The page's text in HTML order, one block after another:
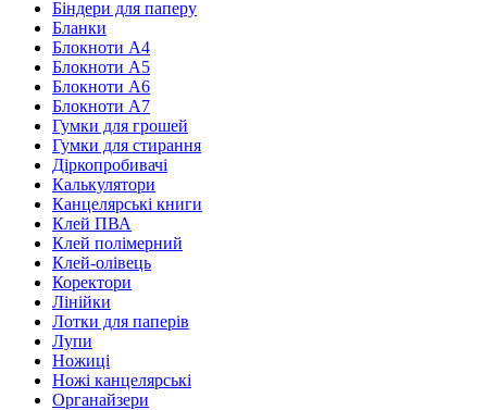
Біндери для паперу
Бланки
Блокноти А4
Блокноти А5
Блокноти А6
Блокноти А7
Гумки для грошей
Гумки для стирання
Діркопробивачі
Калькулятори
Канцелярські книги
Клей ПВА
Клей полімерний
Клей-олівець
Коректори
Лінійки
Лотки для паперів
Лупи
Ножиці
Ножі канцелярські
Органайзери